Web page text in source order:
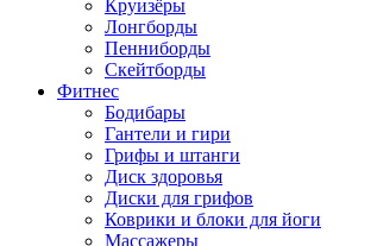
Круизёры
Лонгборды
Пенниборды
Скейтборды
Фитнес
Бодибары
Гантели и гири
Грифы и штанги
Диск здоровья
Диски для грифов
Коврики и блоки для йоги
Массажеры